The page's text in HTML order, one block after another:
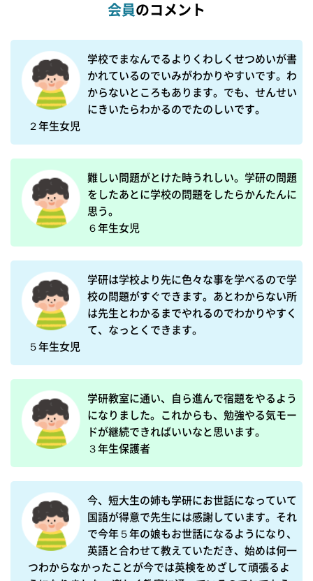
会員のコメント
学校でまなんでるよりくわしくせつめいが書
かれているのでいみがわかりやすいです。わ
からないところもあります。でも、せんせい
にきいたらわかるのでたのしいです。
２年生女児
難しい問題がとけた時うれしい。学研の問題
をしたあとに学校の問題をしたらかんたんに
思う。
６年生女児
学研は学校より先に色々な事を学べるので学
校の問題がすぐできます。あとわからない所
は先生とわかるまでやれるのでわかりやすく
て、なっとくできます。
５年生女児
学研教室に通い、自ら進んで宿題をやるよう
になりました。これからも、勉強やる気モー
ドが継続できればいいなと思います。
３年生保護者
今、短大生の姉も学研にお世話になっていて
国語が得意で先生には感謝しています。それ
で今年５年の娘もお世話になるようになり、
英語と合わせて教えていただき、始めは何一
つわからなかったことが今では英検をめざして頑張るよ